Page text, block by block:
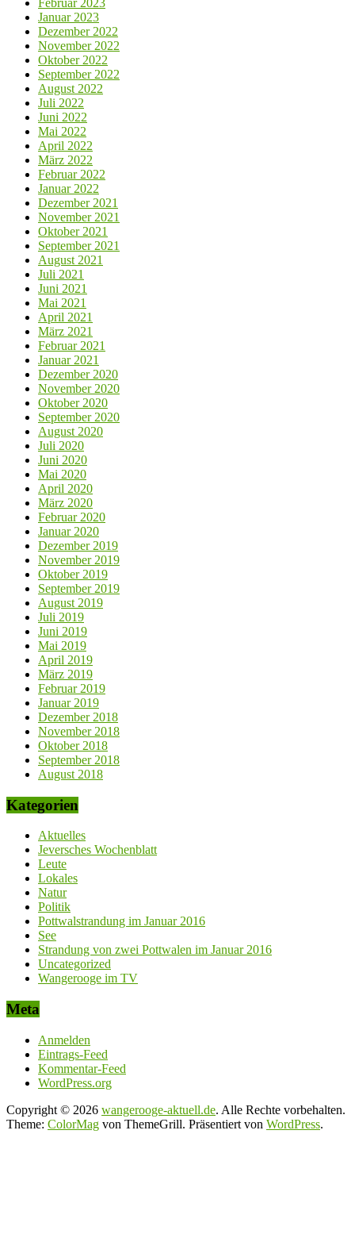
Januar 2023
Dezember 2022
November 2022
Oktober 2022
September 2022
August 2022
Juli 2022
Juni 2022
Mai 2022
April 2022
März 2022
Februar 2022
Januar 2022
Dezember 2021
November 2021
Oktober 2021
September 2021
August 2021
Juli 2021
Juni 2021
Mai 2021
April 2021
März 2021
Februar 2021
Januar 2021
Dezember 2020
November 2020
Oktober 2020
September 2020
August 2020
Juli 2020
Juni 2020
Mai 2020
April 2020
März 2020
Februar 2020
Januar 2020
Dezember 2019
November 2019
Oktober 2019
September 2019
August 2019
Juli 2019
Juni 2019
Mai 2019
April 2019
März 2019
Februar 2019
Januar 2019
Dezember 2018
November 2018
Oktober 2018
September 2018
August 2018
Kategorien
Aktuelles
Jeversches Wochenblatt
Leute
Lokales
Natur
Politik
Pottwalstrandung im Januar 2016
See
Strandung von zwei Pottwalen im Januar 2016
Uncategorized
Wangerooge im TV
Meta
Anmelden
Eintrags-Feed
Kommentar-Feed
WordPress.org
Copyright © 2026 wangerooge-aktuell.de. Alle Rechte vorbehalten.
Theme: ColorMag von ThemeGrill. Präsentiert von WordPress.